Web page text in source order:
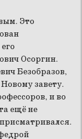
Это
Осоргин.
Безобразов,
завету.
и во
ещё не